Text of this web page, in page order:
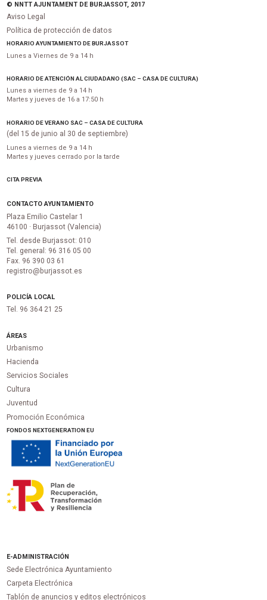
© NNTT AJUNTAMENT DE BURJASSOT, 2017
Aviso Legal
Política de protección de datos
HORARIO AYUNTAMIENTO DE BURJASSOT
Lunes a Viernes de 9 a 14 h
HORARIO DE ATENCIÓN AL CIUDADANO (SAC – CASA DE CULTURA)
Lunes a viernes de 9 a 14 h
Martes y jueves de 16 a 17:50 h
HORARIO DE VERANO SAC – CASA DE CULTURA
(del 15 de junio al 30 de septiembre)
Lunes a viernes de 9 a 14 h
Martes y jueves cerrado por la tarde
CITA PREVIA
CONTACTO AYUNTAMIENTO
Plaza Emilio Castelar 1
46100 · Burjassot (Valencia)
Tel. desde Burjassot: 010
Tel. general: 96 316 05 00
Fax. 96 390 03 61
registro@burjassot.es
POLICÍA LOCAL
Tel. 96 364 21 25
ÁREAS
Urbanismo
Hacienda
Servicios Sociales
Cultura
Juventud
Promoción Económica
FONDOS NEXTGENERATION EU
E-ADMINISTRACIÓN
Sede Electrónica Ayuntamiento
Carpeta Electrónica
Tablón de anuncios y editos electrónicos